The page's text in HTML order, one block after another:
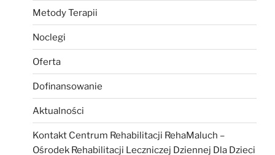
Metody Terapii
Noclegi
Oferta
Dofinansowanie
Aktualności
Kontakt Centrum Rehabilitacji RehaMaluch –
Ośrodek Rehabilitacji Leczniczej Dziennej Dla Dzieci